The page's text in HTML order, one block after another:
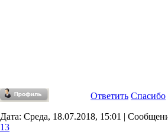
Ответить Спасибо
Дата: Среда, 18.07.2018, 15:01 |
13